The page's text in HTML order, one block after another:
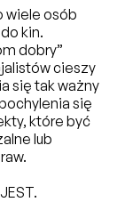
wiele osób
kin.
dobry”
cieszy
się tak ważny
się
które być
lub